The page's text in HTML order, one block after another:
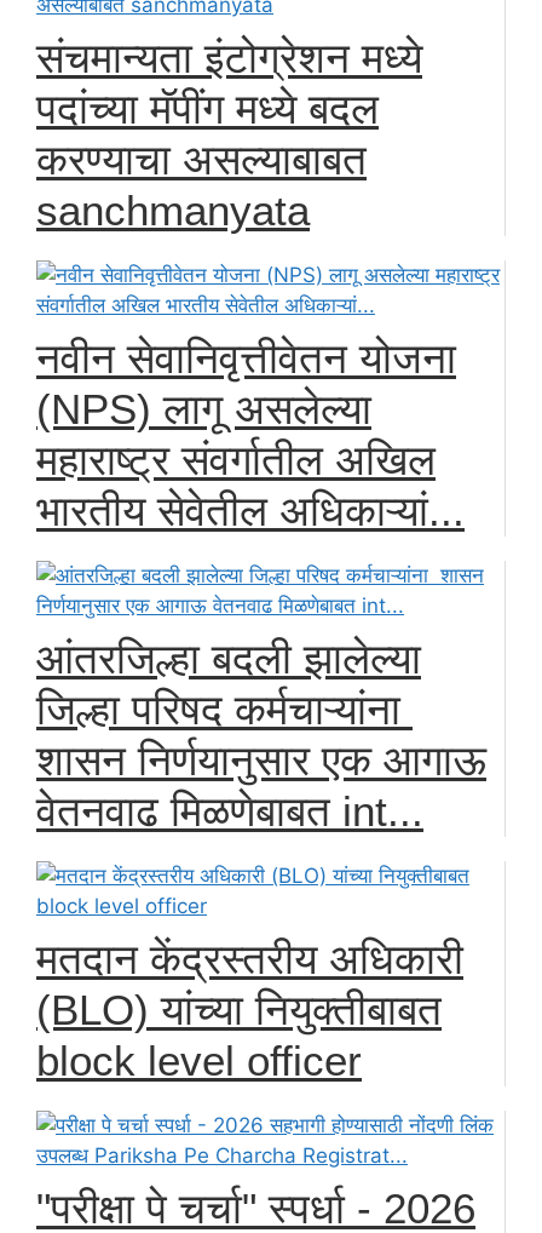
संचमान्यता इंटोग्रेशन मध्ये
पदांच्या मॅपींग मध्ये बदल
करण्याचा असल्याबाबत
sanchmanyata
नवीन सेवानिवृत्तीवेतन योजना
(NPS) लागू असलेल्या
महाराष्ट्र संवर्गातील अखिल
भारतीय सेवेतील अधिकाऱ्यां...
आंतरजिल्हा बदली झालेल्या
जिल्हा परिषद कर्मचाऱ्यांना
शासन निर्णयानुसार एक आगाऊ
वेतनवाढ मिळणेबाबत int...
मतदान केंद्रस्तरीय अधिकारी
(BLO) यांच्या नियुक्तीबाबत
block level officer
"परीक्षा पे चर्चा" स्पर्धा - 2026